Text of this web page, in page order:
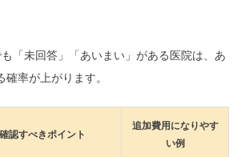
「未回答」「あいまい」がある医院は、あ
率が上がります。
確認すべきポイント
追加費用になりやす
い例